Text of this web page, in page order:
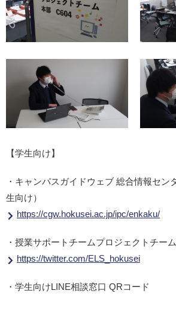
【学生向け】
・キャンパスガイドウェブ 総合情報セン
生向け）
https://cgw.hokusei.ac.jp/ipc/enkaku/
・授業サポートチームプロジェクトチー
https://twitter.com/ELS_hokusei
・学生向けLINE相談窓口 QRコード